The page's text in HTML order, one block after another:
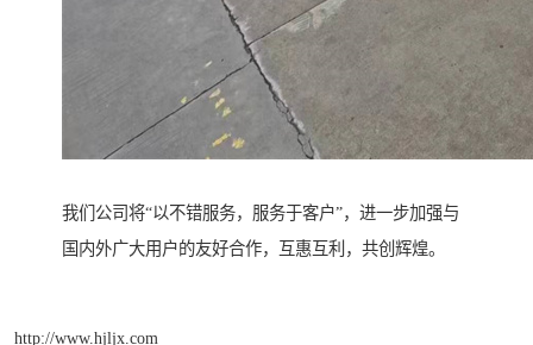
我们公司将“以不错服务，服务于客户”，进一步加强与
国内外广大用户的友好合作，互惠互利，共创辉煌。
http://www.hjljx.com